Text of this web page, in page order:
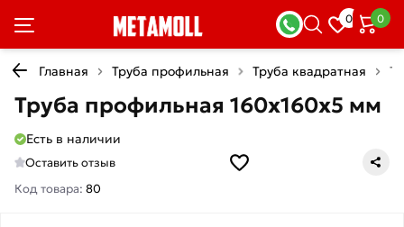
0 0
Главная Труба профильная Труба квадратная
Труба профильная 160х160х5 мм
Есть в наличии
Оставить отзыв
Код товара: 80